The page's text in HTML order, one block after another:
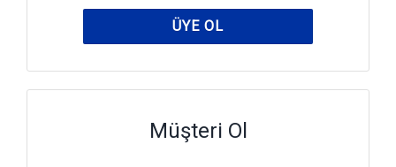
ÜYE OL
Müşteri Ol